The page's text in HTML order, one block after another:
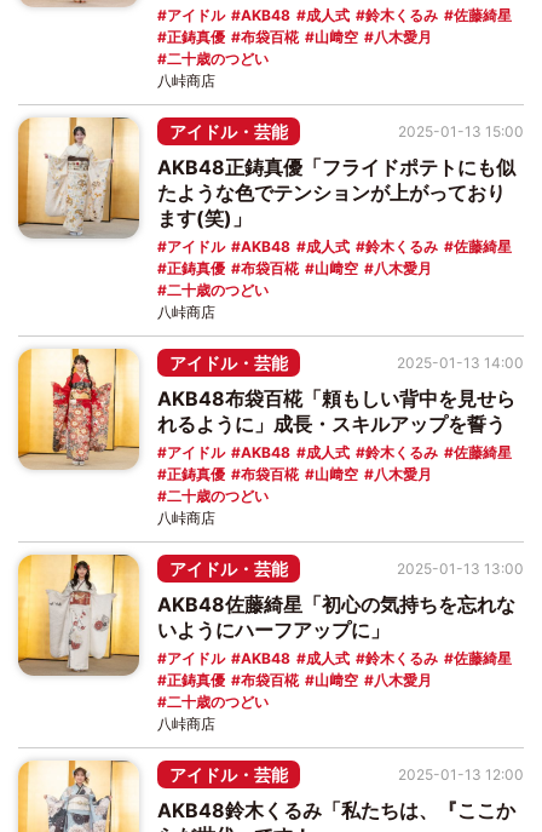
アイドル AKB48 成人式 鈴木くるみ
佐藤綺星
正鋳真優
布袋百椛 山﨑空
八木愛月
二十歳のつどい
八峠商店
アイドル・芸能
AKB48正鋳真優「フライドポテトにも似
たような色でテンションが上がっており
ます(笑)」
アイドル AKB48 成人式 鈴木くるみ
佐藤綺星
正鋳真優
布袋百椛 山﨑空
八木愛月
二十歳のつどい
2025-01-13 15:00
八峠商店
アイドル・芸能
AKB48布袋百椛「頼もしい背中を見せら
れるように」成長・スキルアップを誓う
アイドル AKB48 成人式 鈴木くるみ
佐藤綺星
正鋳真優
布袋百椛 山﨑空
八木愛月
二十歳のつどい
2025-01-13 14:00
八峠商店
アイドル・芸能
AKB48佐藤綺星「初心の気持ちを忘れな
いようにハーフアップに」
アイドル AKB48 成人式 鈴木くるみ
佐藤綺星
正鋳真優
布袋百椛 山﨑空
八木愛月
二十歳のつどい
2025-01-13 13:00
八峠商店
アイドル・芸能
AKB48鈴木くるみ「私たちは、『ここか
2025-01-13 12:00